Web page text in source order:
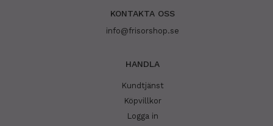
KONTAKTA OSS
info@frisorshop.se
HANDLA
Kundtjänst
Köpvillkor
Logga in